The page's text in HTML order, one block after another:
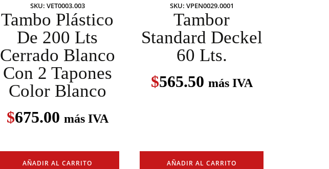
SKU: VET0003.003
Tambo Plástico
De 200 Lts
Cerrado Blanco
Con 2 Tapones
Color Blanco
$675.00 más IVA
AÑADIR AL CARRITO
SKU: VPEN0029.0001
Tambor
Standard Deckel
60 Lts.
$565.50 más IVA
AÑADIR AL CARRITO